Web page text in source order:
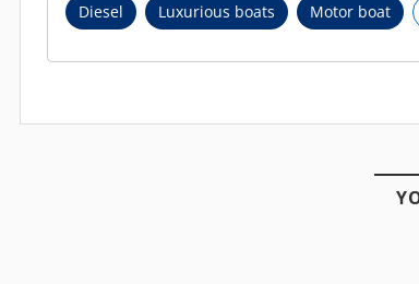
Diesel Luxurious boats Motor boat